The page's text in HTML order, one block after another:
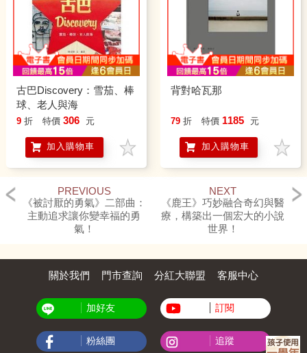
古巴Discovery：雪茄、棒
球、老人與海
9 折 特價 306 元
加入購物車
背對哈瓦那
79 折 特價 1185 元
加入購物車
PREVIOUS
《被討厭的勇氣》二部曲：
主動追求讓你變幸福的勇
氣！
NEXT
《鹿王》巧妙融合奇幻與醫
療，構築出一個宏大的小說
世界！
關於我們 門市查詢 分紅大聯盟 客服中心
加好友 訂閱
粉絲團 追蹤